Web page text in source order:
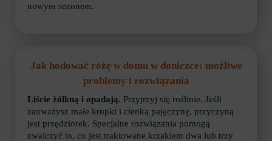
nowym sezonem.
Jak hodować różę w domu w doniczce: możliwe
problemy i rozwiązania
Liście żółkną i opadają. Przyjrzyj się roślinie. Jeśli
zauważysz małe kropki i cienką pajęczynę, przyczyną
jest przędziorek. Specjalne rozwiązania pomogą
zwalczyć to, co jest traktowane krzakiem dwa lub trzy